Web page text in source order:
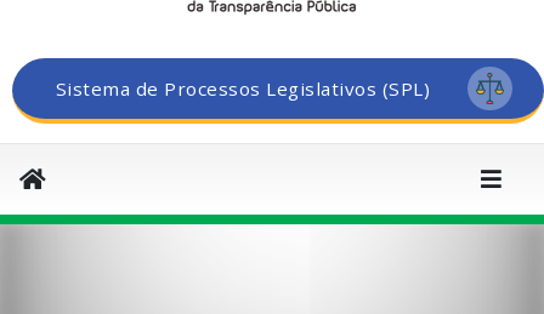
Sistema de Processos Legislativos (SPL)